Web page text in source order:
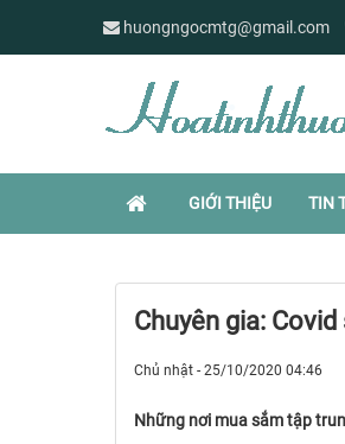
huongngocmtg@gmail.com
GIỚI THIỆU TIN
Chuyên gia:
Chủ nhật - 25/10/2020 04:46
Những nơi mua sắm tập